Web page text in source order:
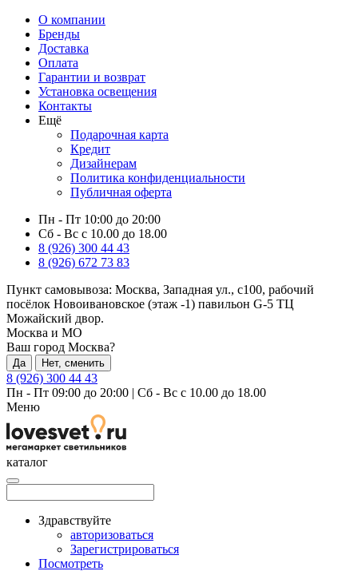
О компании
Бренды
Доставка
Оплата
Гарантии и возврат
Установка освещения
Контакты
Ещё
Подарочная карта
Кредит
Дизайнерам
Политика конфиденциальности
Публичная оферта
Пн - Пт 10:00 до 20:00
Сб - Вс с 10.00 до 18.00
8 (926) 300 44 43
8 (926) 672 73 83
Пункт самовывоза: Москва, Западная ул., с100, рабочий
посёлок Новоивановское (этаж -1) павильон G-5 ТЦ
Можайский двор.
Москва и МО
Ваш город Москва?
Да Нет, сменить
8 (926) 300 44 43
Пн - Пт 09:00 до 20:00 | Сб - Вс с 10.00 до 18.00
Меню
каталог
Здравствуйте
авторизоваться
Зарегистрироваться
Посмотреть